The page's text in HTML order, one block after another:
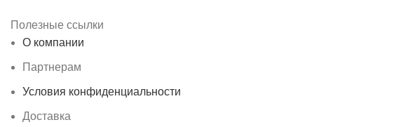
Полезные ссылки
О компании
Партнерам
Условия конфиденциальности
Доставка